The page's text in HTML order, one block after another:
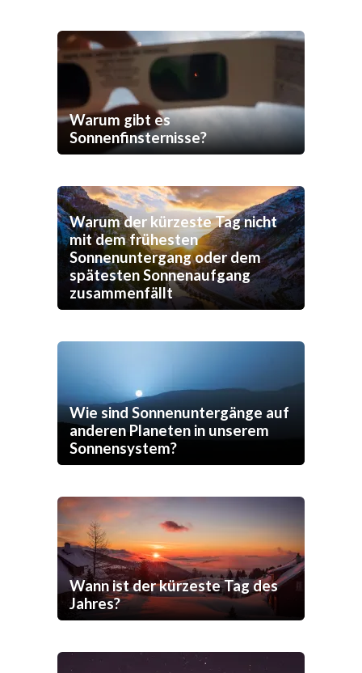
Warum gibt es
Sonnenfinsternisse?
Warum der kürzeste Tag nicht
mit dem frühesten
Sonnenuntergang oder dem
spätesten Sonnenaufgang
zusammenfällt
Wie sind Sonnenuntergänge auf
anderen Planeten in unserem
Sonnensystem?
Wann ist der kürzeste Tag des
Jahres?